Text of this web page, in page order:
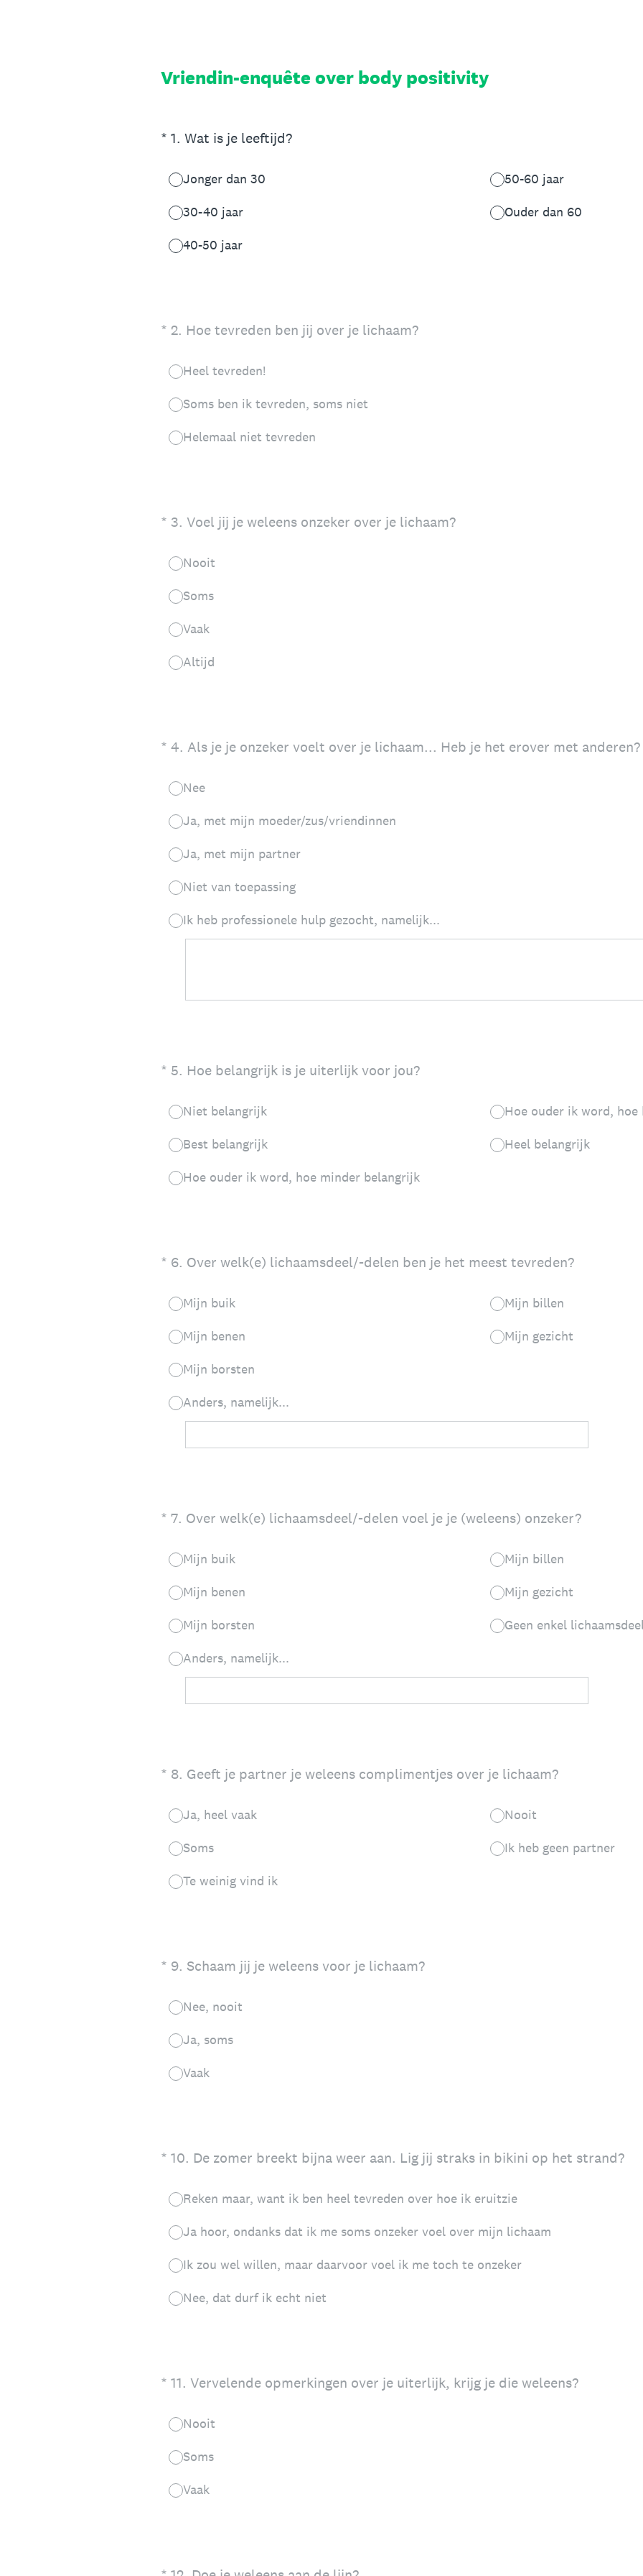
Vriendin-enquête over body positivity
* 1. Wat is je leeftijd?
(Vereist.)
Jonger dan 30
30-40 jaar
40-50 jaar
50-60 jaar
Ouder dan 60
* 2. Hoe tevreden ben jij over je lichaam?
(Vereist.)
Heel tevreden!
Soms ben ik tevreden, soms niet
Helemaal niet tevreden
* 3. Voel jij je weleens onzeker over je lichaam?
(Vereist.)
Nooit
Soms
Vaak
Altijd
* 4. Als je je onzeker voelt over je lichaam... Heb je het erover met anderen?
(Vereist.)
Nee
Ja, met mijn moeder/zus/vriendinnen
Ja, met mijn partner
Niet van toepassing
Ik heb professionele hulp gezocht, namelijk...
* 5. Hoe belangrijk is je uiterlijk voor jou?
(Vereist.)
Niet belangrijk
Best belangrijk
Hoe ouder ik word, hoe minder belangrijk
Hoe ouder ik word,
Heel belangrijk
* 6. Over welk(e) lichaamsdeel/-delen ben je het meest tevreden?
(Vereist.)
Mijn buik
Mijn benen
Mijn borsten
Mijn billen
Mijn gezicht
Anders, namelijk...
* 7. Over welk(e) lichaamsdeel/-delen voel je je (weleens) onzeker?
(Vereist.)
Mijn buik
Mijn benen
Mijn borsten
Mijn billen
Mijn gezicht
Geen enkel
Anders, namelijk...
* 8. Geeft je partner je weleens complimentjes over je lichaam?
(Vereist.)
Ja, heel vaak
Soms
Te weinig vind ik
Nooit
Ik heb geen partner
* 9. Schaam jij je weleens voor je lichaam?
(Vereist.)
Nee, nooit
Ja, soms
Vaak
* 10. De zomer breekt bijna weer aan. Lig jij straks in bikini op het strand?
(Vereist.)
Reken maar, want ik ben heel tevreden over hoe ik eruitzie
Ja hoor, ondanks dat ik me soms onzeker voel over mijn lichaam
Ik zou wel willen, maar daarvoor voel ik me toch te onzeker
Nee, dat durf ik echt niet
* 11. Vervelende opmerkingen over je uiterlijk, krijg je die weleens?
(Vereist.)
Nooit
Soms
Vaak